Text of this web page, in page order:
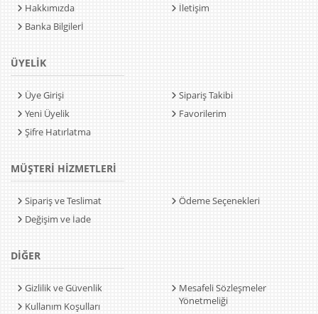
Hakkımızda
Banka Bilgilerİ
İletişim
ÜYELİK
Üye Girişi
Yeni Üyelik
Şifre Hatırlatma
Sipariş Takibi
Favorilerim
MÜŞTERİ HİZMETLERİ
Sipariş ve Teslimat
Değişim ve İade
Ödeme Seçenekleri
DİĞER
Gizlilik ve Güvenlik
Kullanım Koşulları
Mesafeli Sözleşmeler
Yönetmeliği